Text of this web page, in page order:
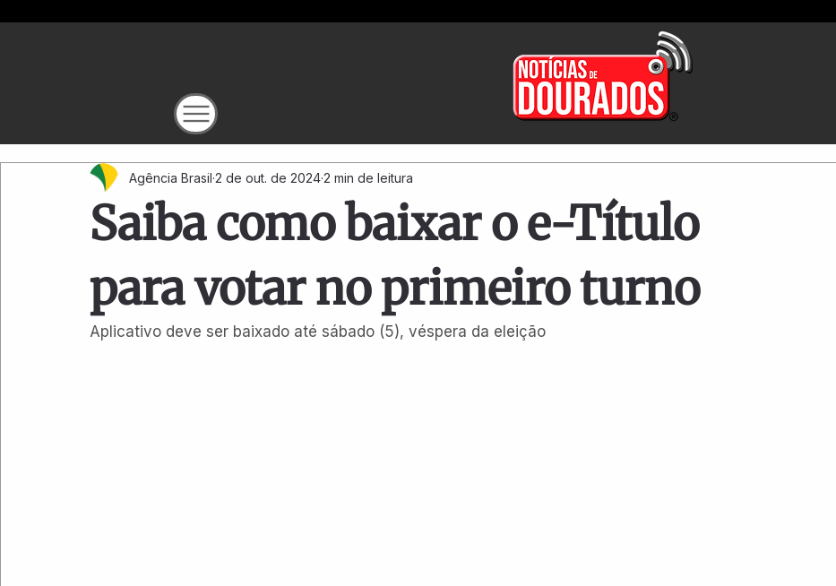
Saiba como baixar o e-Título
para votar no primeiro turno
Agência Brasil 2 de out. de 20242 min de leitura
Aplicativo deve ser baixado até sábado (5), véspera da eleição